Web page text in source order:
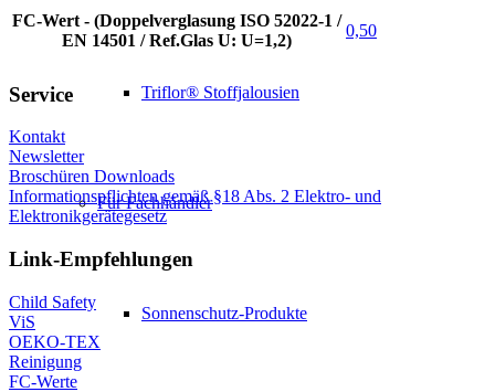
Triflor® Stoffjalousien
Für Fachhändler
Sonnenschutz-Produkte
FC-Wert - (Doppelverglasung ISO 52022-1 /
EN 14501 / Ref.Glas U: U=1,2)
0,50
Service
Kontakt
Newsletter
Broschüren Downloads
Informationspflichten gemäß §18 Abs. 2 Elektro- und
Elektronikgerätegesetz
Link-Empfehlungen
Child Safety
ViS
OEKO-TEX
Reinigung
FC-Werte